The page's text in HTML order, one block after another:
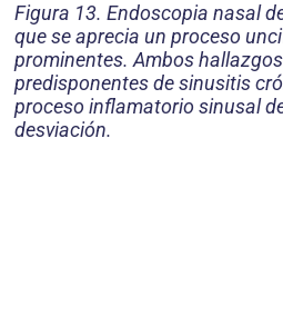
Figura 13. Endoscopia nasal
que se aprecia un proceso
prominentes. Ambos
predisponentes de sinusitis
proceso inflamatorio sinusal
desviación.